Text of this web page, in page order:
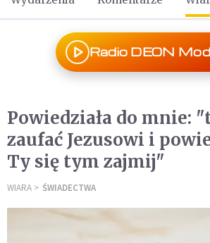
Radio DEON
Powiedziała do mnie:
zaufać Jezusowi i
Ty się tym zajmij"
WIARA ŚWIADECTWA